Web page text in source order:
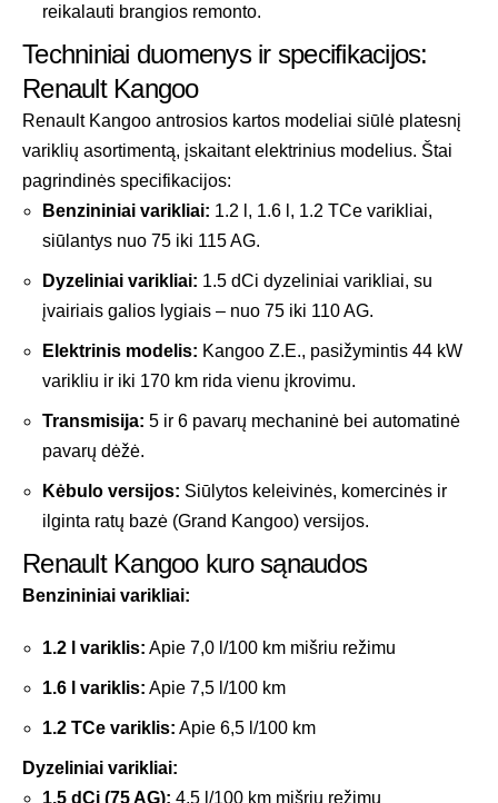
reikalauti brangios remonto.
Techniniai duomenys ir specifikacijos:
Renault Kangoo
Renault Kangoo antrosios kartos modeliai siūlė platesnį
variklių asortimentą, įskaitant elektrinius modelius. Štai
pagrindinės specifikacijos:
Benzininiai varikliai: 1.2 l, 1.6 l, 1.2 TCe varikliai,
siūlantys nuo 75 iki 115 AG.
Dyzeliniai varikliai: 1.5 dCi dyzeliniai varikliai, su
įvairiais galios lygiais – nuo 75 iki 110 AG.
Elektrinis modelis: Kangoo Z.E., pasižymintis 44 kW
varikliu ir iki 170 km rida vienu įkrovimu.
Transmisija: 5 ir 6 pavarų mechaninė bei automatinė
pavarų dėžė.
Kėbulo versijos: Siūlytos keleivinės, komercinės ir
ilginta ratų bazė (Grand Kangoo) versijos.
Renault Kangoo kuro sąnaudos
Benzininiai varikliai:
1.2 l variklis: Apie 7,0 l/100 km mišriu režimu
1.6 l variklis: Apie 7,5 l/100 km
1.2 TCe variklis: Apie 6,5 l/100 km
Dyzeliniai varikliai:
1.5 dCi (75 AG): 4,5 l/100 km mišriu režimu